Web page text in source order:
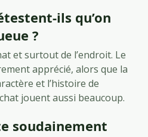
ils qu’on
?
et surtout de l’endroit. Le
apprécié, alors que la
et l’histoire de
jouent aussi beaucoup.
soudainement